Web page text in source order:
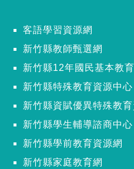
客語學習資源網
新竹縣教師甄選網
新竹縣12年國民基本教
新竹縣特殊教育資源中心
新竹縣資賦優異特殊教
新竹縣學生輔導諮商中心
新竹縣學前教育資源網
新竹縣家庭教育網